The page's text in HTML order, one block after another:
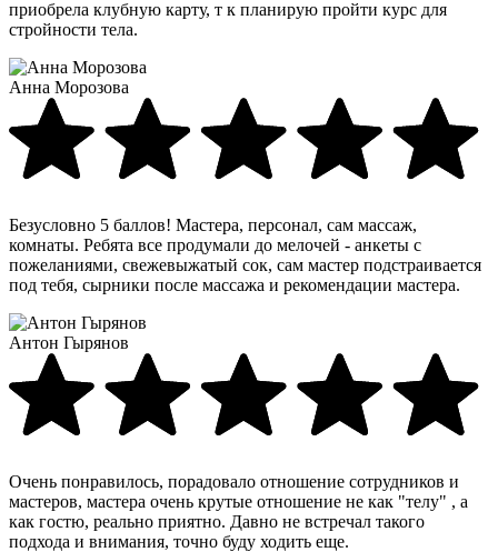
приобрела клубную карту, т к планирую пройти курс для
стройности тела.
Анна Морозова
Безусловно 5 баллов! Мастера, персонал, сам массаж,
комнаты. Ребята все продумали до мелочей - анкеты с
пожеланиями, свежевыжатый сок, сам мастер подстраивается
под тебя, сырники после массажа и рекомендации мастера.
Антон Гырянов
Очень понравилось, порадовало отношение сотрудников и
мастеров, мастера очень крутые отношение не как "телу" , а
как гостю, реально приятно. Давно не встречал такого
подхода и внимания, точно буду ходить еще.